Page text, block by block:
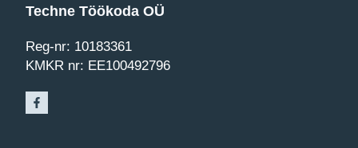
Techne Töökoda OÜ
Reg-nr: 10183361
KMKR nr: EE100492796